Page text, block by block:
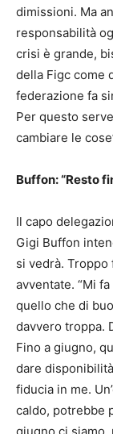
dimissioni. Ma
responsabilità
crisi è grande,
della Figc come
federazione fa
Per questo
cambiare le
Buffon: “Resto
Il capo
Gigi Buffon
si vedrà.
avventate. “Mi
quello che di
davvero troppa.
Fino a giugno,
dare
fiducia in me.
caldo, potrebbe